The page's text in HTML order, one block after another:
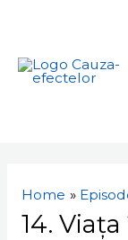
content
Home
14.
articole